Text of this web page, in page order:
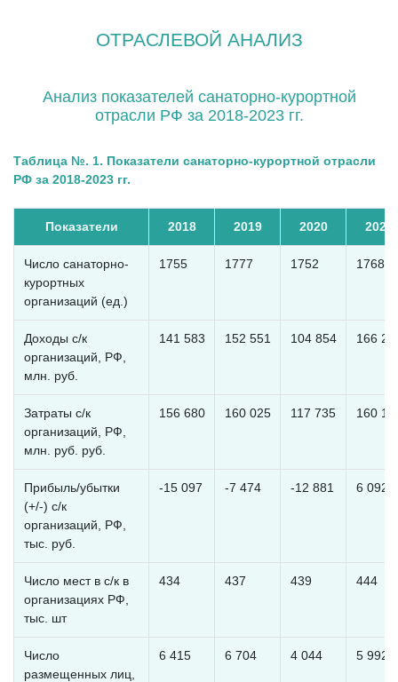
ОТРАСЛЕВОЙ АНАЛИЗ
Анализ показателей санаторно-курортной
отрасли РФ за 2018-2023 гг.
Таблица №. 1. Показатели санаторно-курортной отрасли
РФ за 2018-2023 гг.
Показатели 2018 2019 2020 2021
Число санаторно-
курортных
организаций (ед.)
1755 1777 1752 1768
Доходы с/к
организаций, РФ,
млн. руб.
141 583 152 551 104 854 166
Затраты с/к
организаций, РФ,
млн. руб. руб.
156 680 160 025 117 735 160
Прибыль/убытки
(+/-) с/к
организаций, РФ,
тыс. руб.
-15 097 -7 474 -12 881 6 092
Число мест в с/к в
организациях РФ,
тыс. шт
434 437 439 444
Число
размещенных лиц,
6 415 6 704 4 044 5 992